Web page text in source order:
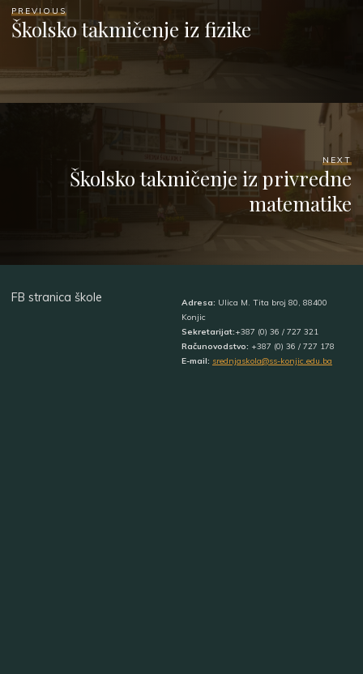
PREVIOUS
Školsko takmičenje iz fizike
NEXT
Školsko takmičenje iz privredne
matematike
FB stranica škole Adresa: Ulica M. Tita broj 80, 88400
Konjic
Sekretarijat:+387 (0) 36 / 727 321
Računovodstvo: +387 (0) 36 / 727 178
E-mail: srednjaskola@ss-konjic.edu.ba